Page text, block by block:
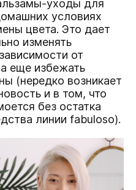
уходы для
условиях
цвета. Это дает
изменять
от
еще избежать
(нередко возникает
и в том, что
без остатка
линии fabuloso).